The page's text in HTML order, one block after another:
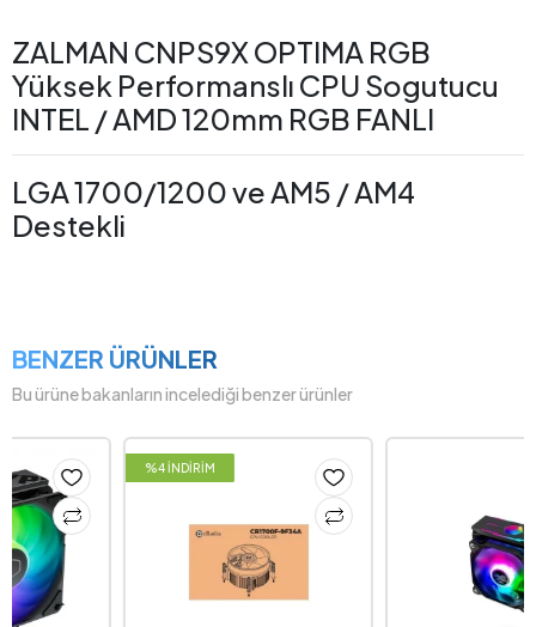
ZALMAN CNPS9X OPTIMA RGB
Yüksek Performanslı CPU Sogutucu
INTEL / AMD 120mm RGB FANLI
LGA 1700/1200 ve AM5 / AM4
Destekli
BENZER ÜRÜNLER
Bu ürüne bakanların incelediği benzer ürünler
%4 İNDİRİM